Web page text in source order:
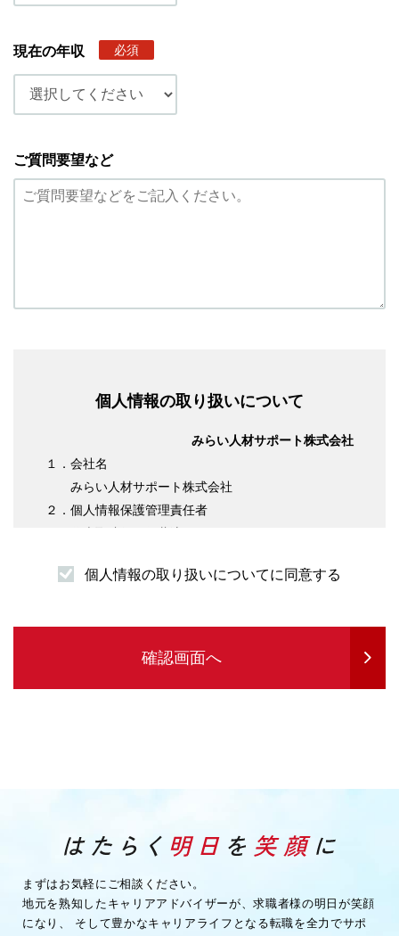
現在の年収 必須
ご質問要望など
個人情報の取り扱いについて
みらい人材サポート株式会社
１．会社名
みらい人材サポート株式会社
２．個人情報保護管理責任者
（１）求職者様情報
・企業紹介先のご案内を行うため
・サービスの提供に必要な書類などの発送
・サービスに関する情報のご案内等を行うため
・企業様へ各種連絡を行うため
・その他、上記業務に関連または付随する業務を行う
ため
（３）取引先企業情報
・業務を履行するため
個人情報の取り扱いについてに同意する
確認画面へ
まずはお気軽にご相談ください。
地元を熟知したキャリアアドバイザーが、求職者様の明日が笑顔
になり、
そして豊かなキャリアライフとなる転職を全力でサポ